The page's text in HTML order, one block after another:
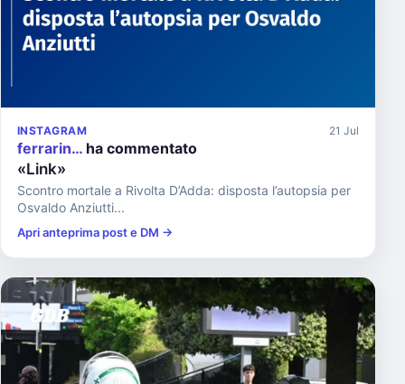
INSTAGRAM 21 Jul
ferrarin… ha commentato
«Link»
Scontro mortale a Rivolta D’Adda: disposta l’autopsia per
Osvaldo Anziutti...
Apri anteprima post e DM →